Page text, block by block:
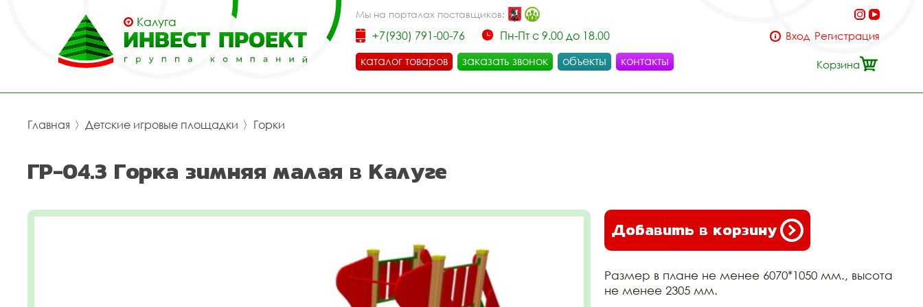
Калуга
Мы на порталах поставщиков:
+7(930) 791-00-76
Пн-Пт с 9.00 до 18.00
каталог товаров
заказать звонок объекты контакты
Вход Регистрация
Корзина
Главная 〉 Детские игровые площадки 〉 Горки
ГР-04.3 Горка зимняя малая в Калуге
Добавить в корзину
Размер в плане не менее 6070*1050 мм., высота
не менее 2305 мм.